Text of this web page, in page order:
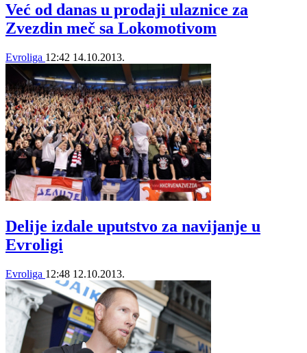
Već od danas u prodaji ulaznice za
Zvezdin meč sa Lokomotivom
Evroliga 12:42 14.10.2013.
Delije izdale uputstvo za navijanje u
Evroligi
Evroliga 12:48 12.10.2013.